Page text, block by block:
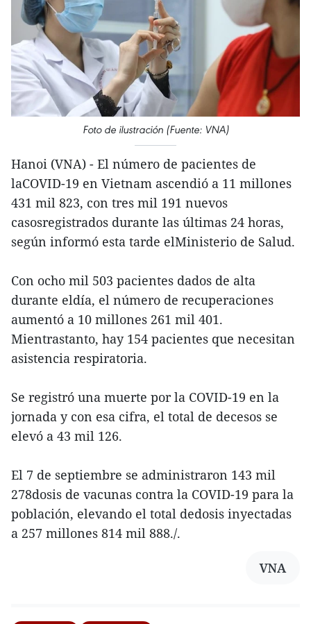
Foto de ilustración (Fuente: VNA)
Hanoi (VNA) - El número de pacientes de
laCOVID-19 en Vietnam ascendió a 11 millones
431 mil 823, con tres mil 191 nuevos
casosregistrados durante las últimas 24 horas,
según informó esta tarde elMinisterio de Salud.
Con ocho mil 503 pacientes dados de alta
durante eldía, el número de recuperaciones
aumentó a 10 millones 261 mil 401.
Mientrastanto, hay 154 pacientes que necesitan
asistencia respiratoria.
Se registró una muerte por la COVID-19 en la
jornada y con esa cifra, el total de decesos se
elevó a 43 mil 126.
El 7 de septiembre se administraron 143 mil
278dosis de vacunas contra la COVID-19 para la
población, elevando el total dedosis inyectadas
a 257 millones 814 mil 888./.
VNA